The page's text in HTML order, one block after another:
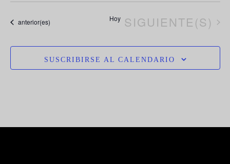
Eventos
anterior(es) Hoy EVENTOS
SIGUIENTE(S)
SUSCRIBIRSE AL CALENDARIO